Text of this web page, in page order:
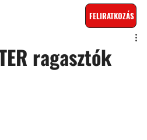
FELIRATKOZÁS
ragasztók